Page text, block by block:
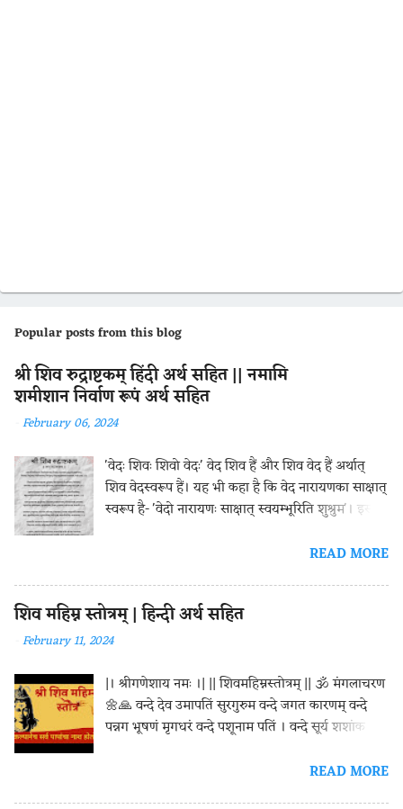
Popular posts from this blog
श्री शिव रुद्राष्टकम् हिंदी अर्थ सहित || नमामि
शमीशान निर्वाण रूपं अर्थ सहित
February 06, 2024
'वेदः शिवः शिवो वेदः' वेद शिव हैं और शिव वेद हैं अर्थात्
शिव वेदस्वरूप हैं। यह भी कहा है कि वेद नारायणका साक्षात्
स्वरूप है- 'वेदो नारायणः साक्षात् स्वयम्भूरिति शुश्रुम'। इसके
इसीलिये भारतीय संस्कृतिमें वेदकी अनुपम महिमा है। जैसे
अनादि-अपौरुषेय माने जाते हैं। इसीलिये वेद-मन्त्रोंके द्वारा
शिवजीका पूजन, अभिषेक, यज्ञ और जप आदि किया जाता
है। नमामीशमीशान निर्वाणरूपम्।विभुम् व्यापकम्
चिदाकाशमाकाशवासम् भजेऽहम् ॥१॥ मोक्षस्वरूप, विभु,
व्यापक, ब्रह्म और वेदस्वरूप, ईशान दिशा के ईश्वर और सभी
के स्वामी शिवजी, मैं आपको बार-बार प्रणाम करता हूँ। स्वयं
इच्छारहित, चेतन आकाशरूप और आकाश को ही वस्त्र रूप
READ MORE
शिव महिम्न स्तोत्रम् | हिन्दी अर्थ सहित
February 11, 2024
|। श्रीगणेशाय नमः ।| || शिवमहिम्नस्तोत्रम् || 🕉 मंगलाचरण
🌼🙏 वन्दे देव उमापतिं सुरगुरुम वन्दे जगत कारणम् वन्दे
पन्नग भूषणं मृगधरं वन्दे पशूनाम पतिं । वन्दे सूर्य शशांक
शिवं शंकरम ॥ ॥ अथ शिवमहिम्नः स्तोत्रं ॥ पुष्पदंत उवाच
READ MORE